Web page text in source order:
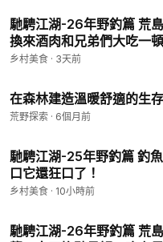
馳騁江湖-26年野釣篇 荒
換來酒肉和兄弟們大吃一頓
乡村美食 · 3天前
在森林建造溫暖舒適的生
荒野探索 · 6個月前
馳騁江湖-25年野釣篇 釣
口它還狂口了！
乡村美食 · 10小時前
馳騁江湖-26年野釣篇 荒